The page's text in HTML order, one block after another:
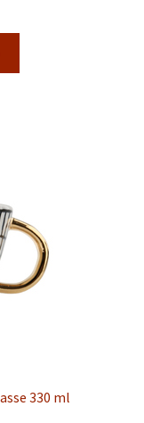
330 ml